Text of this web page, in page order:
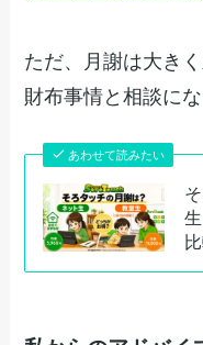
ただ、月謝は大き
財布事情と相談に
あわせて読みたい